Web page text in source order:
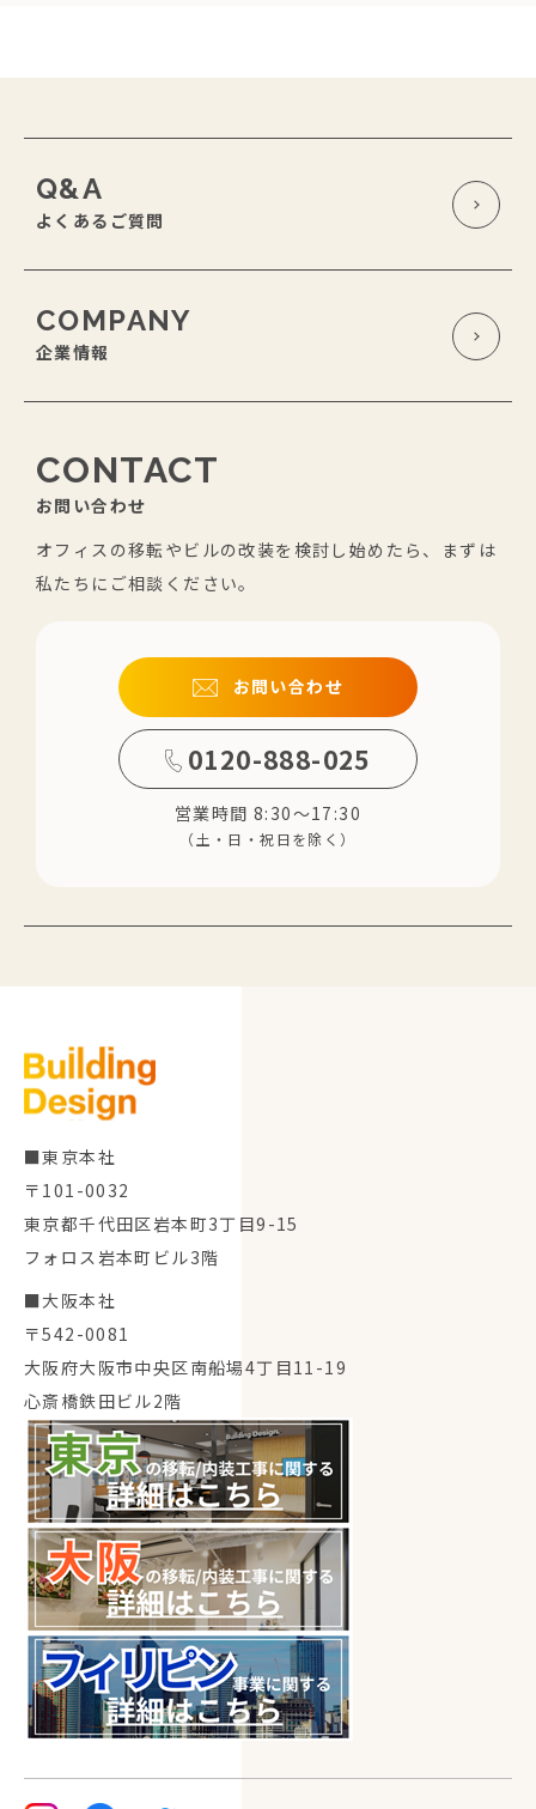
Q&A
よくあるご質問
COMPANY
企業情報
CONTACT
お問い合わせ
オフィスの移転やビルの改装を検討し始めたら、まずは
私たちにご相談ください。
お問い合わせ
0120-888-025
営業時間 8:30～17:30
（土・日・祝日を除く）
■東京本社
〒101-0032
東京都千代田区岩本町3丁目9-15
フォロス岩本町ビル3階
■大阪本社
〒542-0081
大阪府大阪市中央区南船場4丁目11-19
心斎橋鉄田ビル2階